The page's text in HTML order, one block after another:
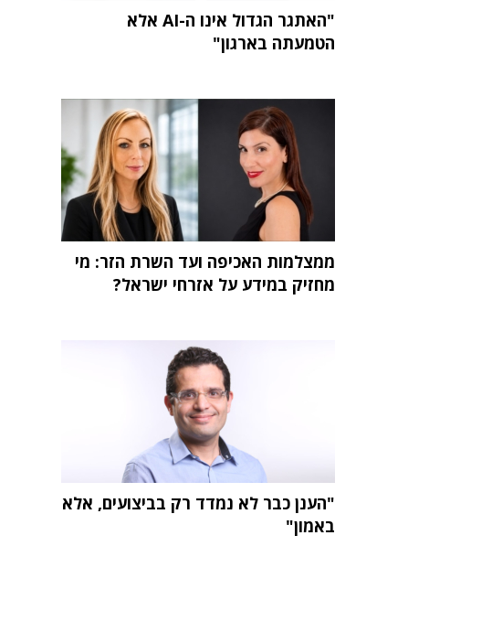
"האתגר הגדול אינו ה-AI אלא
הטמעתה בארגון"
ממצלמות האכיפה ועד השרת הזר: מי
מחזיק במידע על אזרחי ישראל?
"הענן כבר לא נמדד רק בביצועים, אלא
באמון"